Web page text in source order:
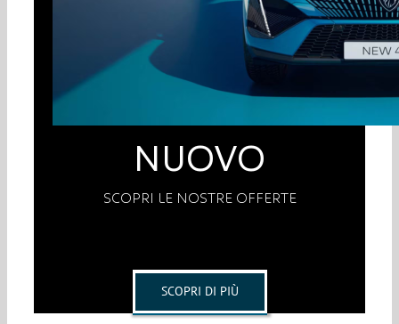
NUOVO
SCOPRI LE NOSTRE OFFERTE
SCOPRI DI PIÙ